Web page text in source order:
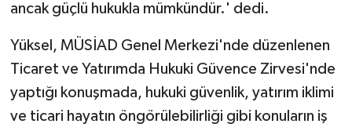
ancak güçlü hukukla mümkündür.' dedi.
Yüksel, MÜSİAD Genel Merkezi'nde düzenlenen
Ticaret ve Yatırımda Hukuki Güvence Zirvesi'nde
yaptığı konuşmada, hukuki güvenlik, yatırım iklimi
ve ticari hayatın öngörülebilirliği gibi konuların iş